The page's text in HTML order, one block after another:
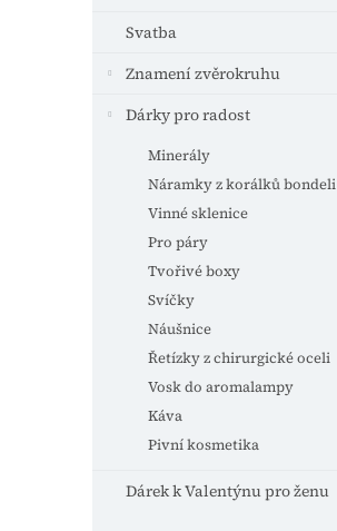
Svatba
Znamení zvěrokruhu
Dárky pro radost
Minerály
Náramky z korálků bondeli
Vinné sklenice
Pro páry
Tvořivé boxy
Svíčky
Náušnice
Řetízky z chirurgické oceli
Vosk do aromalampy
Káva
Pivní kosmetika
Dárek k Valentýnu pro ženu